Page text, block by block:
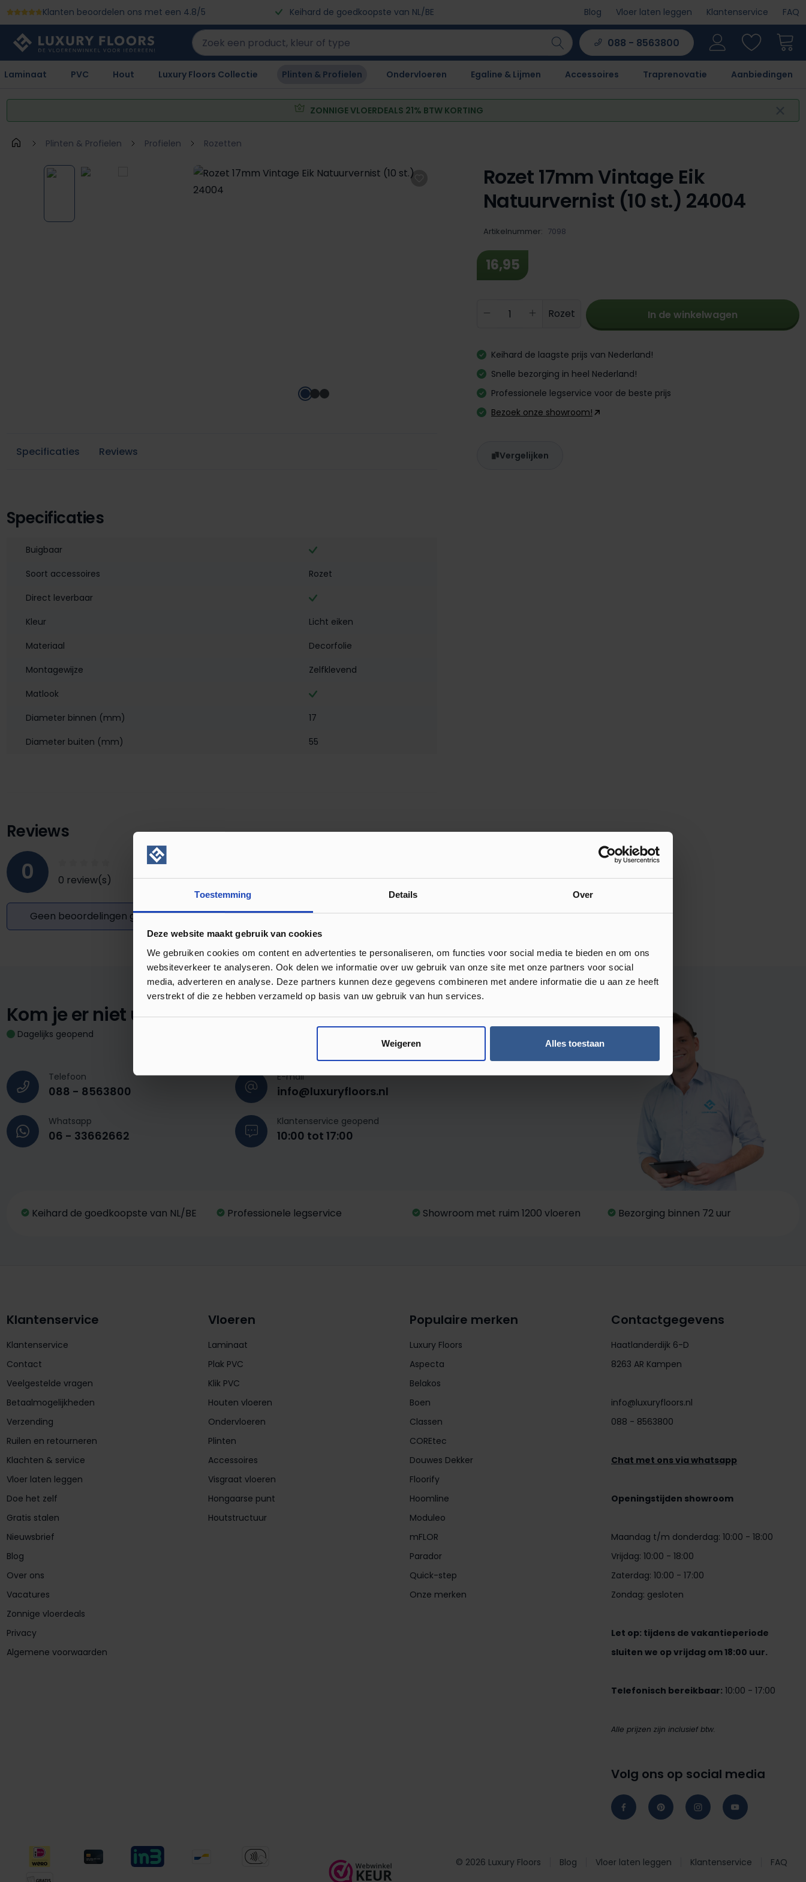
Toestemming Details Over
Deze website maakt gebruik van cookies
We gebruiken cookies om content en advertenties te personaliseren, om functies voor social media te bieden en om ons
websiteverkeer te analyseren. Ook delen we informatie over uw gebruik van onze site met onze partners voor social
media, adverteren en analyse. Deze partners kunnen deze gegevens combineren met andere informatie die u aan ze heeft
verstrekt of die ze hebben verzameld op basis van uw gebruik van hun services.
Weigeren Alles toestaan
naar de hoofdinhoud
Ga naar de zoekopdracht
Ga naar de hoofdnavigatie
Klanten beoordelen ons met een 4.8/5 Keihard de goedkoopste van NL/BE Blog Vloer laten leggen Klantenservice FAQ
088 - 8563800
Laminaat PVC Hout Luxury Floors Collectie Plinten & Profielen Ondervloeren Egaline & Lijmen Accessoires Traprenovatie Aanbiedingen
ZONNIGE VLOERDEALS 21% BTW KORTING
Plinten & Profielen Profielen Rozetten
Afbeeldingengalerij overslaan
Specificaties Reviews
Specificaties
Buigbaar
Soort accessoires
Rozet
Direct leverbaar
Kleur
Licht eiken
Materiaal
Decorfolie
Montagewijze
Zelfklevend
Matlook
Diameter binnen (mm)
17
Diameter buiten (mm)
55
Reviews
0 0 review(s)
Geen beoordelingen gevonden. Deel uw inzichten met anderen.
Rozet 17mm Vintage Eik
Natuurvernist (10 st.) 24004
Artikelnummer: 7098
16,95
Producthoeveelheid: Voer de gewenste
Rozet In de winkelwagen
Keihard de laagste prijs van Nederland!
Snelle bezorging in heel Nederland!
Professionele legservice voor de beste prijs
Bezoek onze showroom!
Vergelijken
Kom je er niet uit?We staan voor je klaar!
Dagelijks geopend
Telefoon
088 - 8563800
E-mail
info@luxuryfloors.nl
Whatsapp
06 - 33662662
Klantenservice geopend
10:00 tot 17:00
Keihard de goedkoopste van NL/BE Professionele legservice Showroom met ruim 1200 vloeren Bezorging binnen 72 uur
Contactgegevens
Haatlanderdijk 6-D
8263 AR Kampen
info@luxuryfloors.nl
088 - 8563800
Chat met ons via whatsapp
Openingstijden showroom
Maandag t/m donderdag: 10:00 - 18:00
Vrijdag: 10:00 - 18:00
Zaterdag: 10:00 - 17:00
Zondag: gesloten
Let op: tijdens de vakantieperiode
sluiten we op vrijdag om 18:00 uur.
Telefonisch bereikbaar: 10:00 - 17:00
Alle prijzen zijn inclusief btw.
Volg ons op social media
Klantenservice
Klantenservice
Contact
Veelgestelde vragen
Betaalmogelijkheden
Verzending
Ruilen en retourneren
Klachten & service
Vloer laten leggen
Doe het zelf
Gratis stalen
Nieuwsbrief
Blog
Over ons
Vacatures
Zonnige vloerdeals
Privacy
Algemene voorwaarden
Vloeren
Laminaat
Plak PVC
Klik PVC
Houten vloeren
Ondervloeren
Plinten
Accessoires
Visgraat vloeren
Hongaarse punt
Houtstructuur
Populaire merken
Luxury Floors
Aspecta
Belakos
Boen
Classen
COREtec
Douwes Dekker
Floorify
Hoomline
Moduleo
mFLOR
Parador
Quick-step
Onze merken
© 2026 Luxury Floors Blog Vloer laten leggen Klantenservice FAQ